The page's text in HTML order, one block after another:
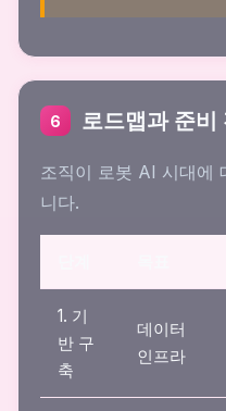
6 로드맵과 준비
조직이 로봇 AI 시대에
니다.
1. 기
반 구
축
데이터
인프라